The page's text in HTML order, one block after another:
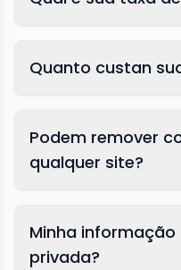
Quanto custan
Podem remover
qualquer site?
Minha
privada?